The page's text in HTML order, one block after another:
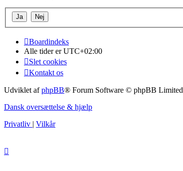
Boardindeks
Alle tider erUTC+02:00
Slet cookies
Kontakt os
Udviklet afphpBB® Forum Software © phpBB Limited
Dansk oversættelse & hjælp
Privatliv | Vilkår